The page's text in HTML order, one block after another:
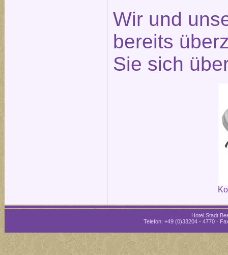
Wir und
bereits
Sie sich
Hotel Stadt
Telefon: +49 (0)33204 - 4770 ·